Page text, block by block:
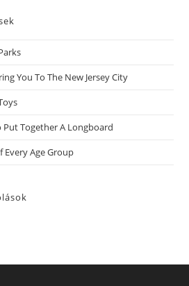
You To The New Jersey City
Put Together A Longboard
Every Age Group